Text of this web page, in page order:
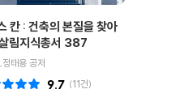
칸 : 건축의 본질을 찾아
림지식총서 387
정태용 공저
(11건)
9.7